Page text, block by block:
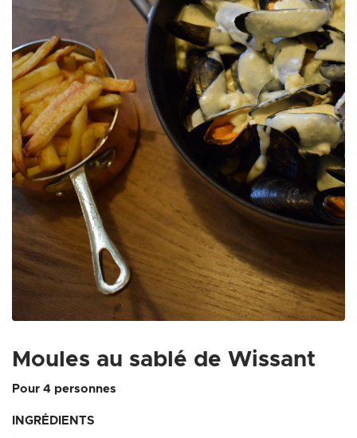
Moules au sablé de Wissant
Pour 4 personnes
INGRÉDIENTS